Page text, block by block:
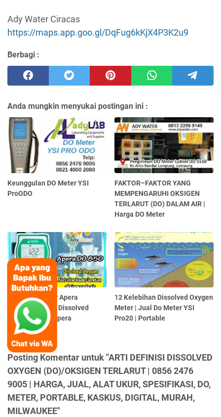
Ady Water Ciracas
https://maps.app.goo.gl/DqFug6kKjX4P3K2u9
Berbagi :
Anda mungkin menyukai postingan ini :
Keunggulan DO Meter YSI
ProODO
FAKTOR–FAKTOR YANG
MEMPENGARUHI OKSIGEN
TERLARUT (DO) DALAM AIR |
Harga DO Meter
Harga DO Meter Apera
Termurah | Jual Dissolved
Oxygen Meter Apera
12 Kelebihan Dissolved Oxygen
Meter | Jual Do Meter YSI
Pro20 | Portable
Posting Komentar untuk "ARTI DEFINISI DISSOLVED
OXYGEN (DO)/OKSIGEN TERLARUT | 0856 2476
9005 | HARGA, JUAL, ALAT UKUR, SPESIFIKASI, DO,
METER, PORTABLE, KASKUS, DIGITAL, MURAH,
MILWAUKEE"